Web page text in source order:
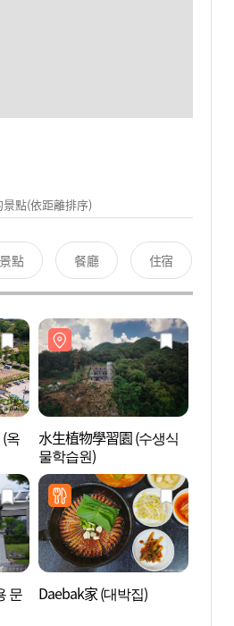
點(依距離排序)
點 餐廳 住宿
옥
水生植物學習園 (수생식
물학습원)
문
Daebak家 (대박집)